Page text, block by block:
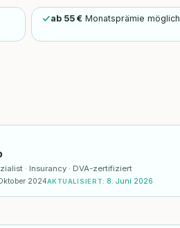
ab 55 € Monatsprämie möglich
· Insurancy · DVA-zertifiziert
2024AKTUALISIERT: 8. Juni 2026